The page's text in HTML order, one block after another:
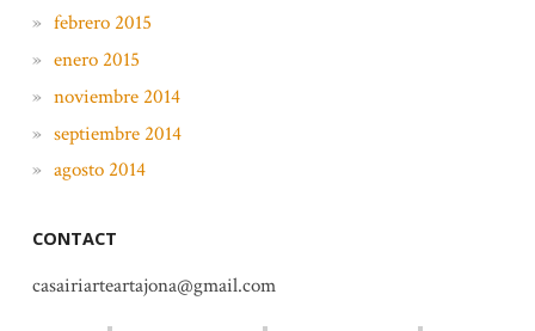
febrero 2015
enero 2015
noviembre 2014
septiembre 2014
agosto 2014
CONTACT
casairiarteartajona@gmail.com